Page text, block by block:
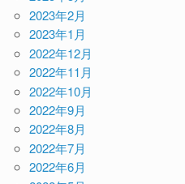
2023年2月
2023年1月
2022年12月
2022年11月
2022年10月
2022年9月
2022年8月
2022年7月
2022年6月